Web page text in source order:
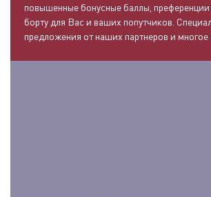
повышенные бонусные баллы, преференции
борту для Вас и ваших попутчиков.
предложения от наших партнеров и многое